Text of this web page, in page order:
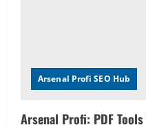
Editorial Team 11.03.2026
https://t.me/MLM808